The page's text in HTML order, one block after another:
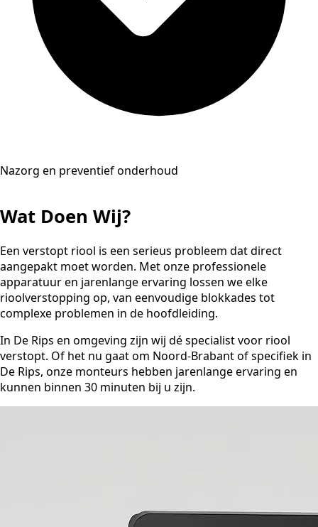
Nazorg en preventief onderhoud
Wat Doen Wij?
Een verstopt riool is een serieus probleem dat direct
aangepakt moet worden. Met onze professionele
apparatuur en jarenlange ervaring lossen we elke
rioolverstopping op, van eenvoudige blokkades tot
complexe problemen in de hoofdleiding.
In De Rips en omgeving zijn wij dé specialist voor riool
verstopt. Of het nu gaat om Noord-Brabant of specifiek in
De Rips, onze monteurs hebben jarenlange ervaring en
kunnen binnen 30 minuten bij u zijn.